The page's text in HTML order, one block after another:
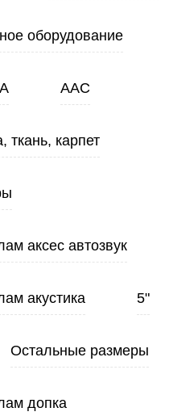
оборудование
ААС
ткань, карпет
аксес автозвук
акустика 5"
Остальные размеры
допка